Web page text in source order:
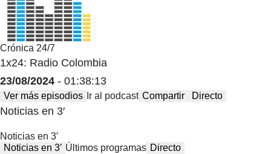
Crónica 24/7
1x24: Radio Colombia
23/08/2024 - 01:38:13
Ver más episodios Ir al podcast Compartir Directo
Noticias en 3′
Noticias en 3′
Noticias en 3′ Últimos programas Directo